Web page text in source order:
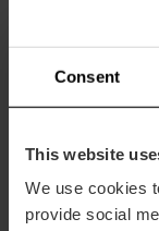
Consent
This website
We use cookies
provide social
FORMACIÓ